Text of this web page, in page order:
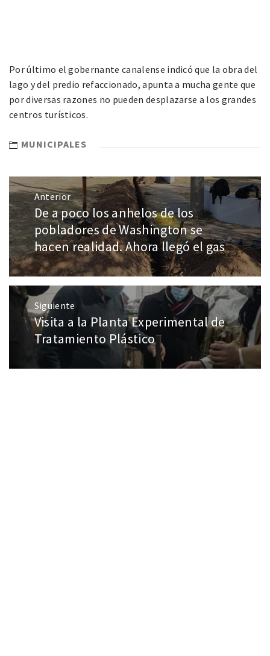
Por último el gobernante canalense indicó que la obra del
lago y del predio refaccionado, apunta a mucha gente que
por diversas razones no pueden desplazarse a los grandes
centros turísticos.
MUNICIPALES
Anterior
De a poco los anhelos de los
pobladores de Washington se
hacen realidad. Ahora llegó el gas
Siguiente
Visita a la Planta Experimental de
Tratamiento Plástico